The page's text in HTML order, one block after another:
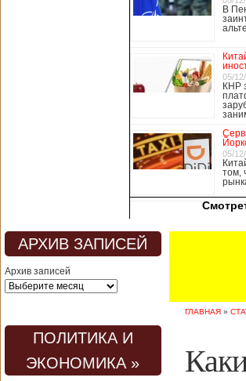
чтобы власти
полностью
закрыли границу с
материковым
Китаем, что
короонавируса в
регионе.
протеста стало
В
05/
КНР
05/
том,
АРХИВ ЗАПИСЕЙ
Архив записей
ПОЛИТИКА И
ЭКОНОМИКА »
ГЛАВНАЯ »